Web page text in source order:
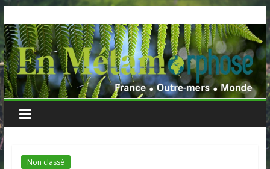
to
content
Non classé